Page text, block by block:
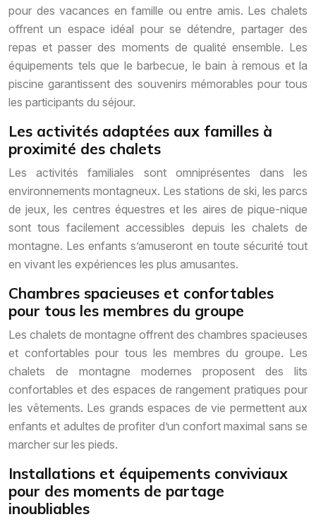
pour des vacances en famille ou entre amis. Les chalets
offrent un espace idéal pour se détendre, partager des
repas et passer des moments de qualité ensemble. Les
équipements tels que le barbecue, le bain à remous et la
piscine garantissent des souvenirs mémorables pour tous
les participants du séjour.
Les activités adaptées aux familles à
proximité des chalets
Les activités familiales sont omniprésentes dans les
environnements montagneux. Les stations de ski, les parcs
de jeux, les centres équestres et les aires de pique-nique
sont tous facilement accessibles depuis les chalets de
montagne. Les enfants s’amuseront en toute sécurité tout
en vivant les expériences les plus amusantes.
Chambres spacieuses et confortables
pour tous les membres du groupe
Les chalets de montagne offrent des chambres spacieuses
et confortables pour tous les membres du groupe. Les
chalets de montagne modernes proposent des lits
confortables et des espaces de rangement pratiques pour
les vêtements. Les grands espaces de vie permettent aux
enfants et adultes de profiter d’un confort maximal sans se
marcher sur les pieds.
Installations et équipements conviviaux
pour des moments de partage
inoubliables